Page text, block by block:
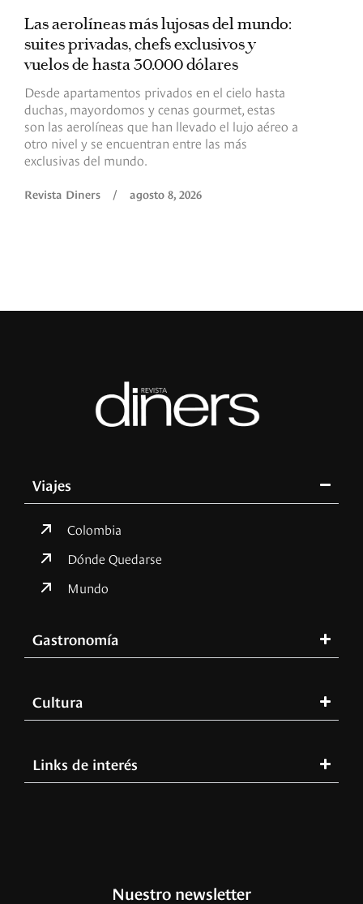
Las aerolíneas más lujosas del mundo:
suites privadas, chefs exclusivos y
vuelos de hasta 30.000 dólares
Desde apartamentos privados en el cielo hasta
duchas, mayordomos y cenas gourmet, estas
son las aerolíneas que han llevado el lujo aéreo a
otro nivel y se encuentran entre las más
exclusivas del mundo.
Revista Diners / agosto 8, 2026
Viajes
Colombia
Dónde Quedarse
Mundo
Gastronomía
Cultura
Links de interés
Nuestro newsletter